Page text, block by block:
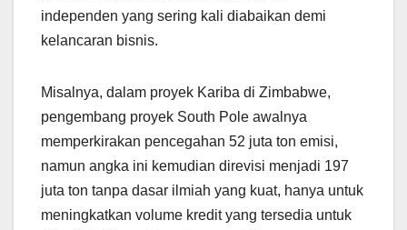
independen yang sering kali diabaikan demi
kelancaran bisnis.
Misalnya, dalam proyek Kariba di Zimbabwe,
pengembang proyek South Pole awalnya
memperkirakan pencegahan 52 juta ton emisi,
namun angka ini kemudian direvisi menjadi 197
juta ton tanpa dasar ilmiah yang kuat, hanya untuk
meningkatkan volume kredit yang tersedia untuk